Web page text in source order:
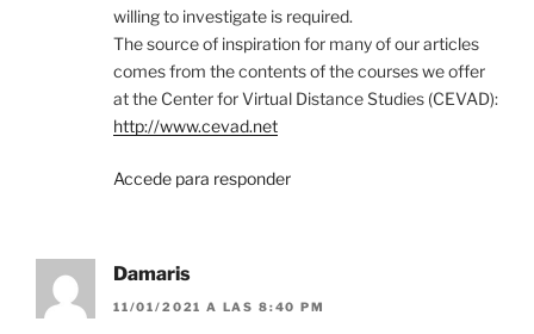
willing to investigate is required.
The source of inspiration for many of our articles
comes from the contents of the courses we offer
at the Center for Virtual Distance Studies (CEVAD):
http://www.cevad.net
Accede para responder
Damaris
11/01/2021 A LAS 8:40 PM